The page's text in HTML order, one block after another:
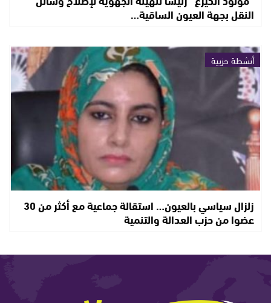
النقل بجهة العيون الساقية…
أنشطة حزبية
زلزال سياسي بالعيون… استقالة جماعية مع أكثر من 30
عضوا من حزب العدالة والتنمية